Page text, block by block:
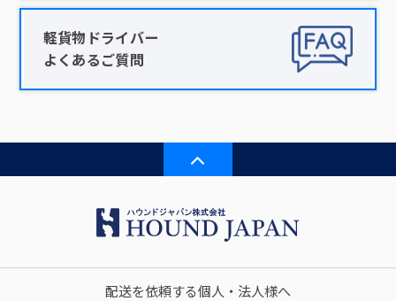
軽貨物ドライバー
よくあるご質問
配送を依頼する個人・法人様へ